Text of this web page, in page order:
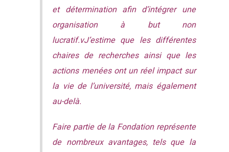
et détermination afin d’intégrer une
organisation à but non
lucratif.vJ’estime que les différentes
chaires de recherches ainsi que les
actions menées ont un réel impact sur
la vie de l’université, mais également
au-delà.
Faire partie de la Fondation représente
de nombreux avantages, tels que la